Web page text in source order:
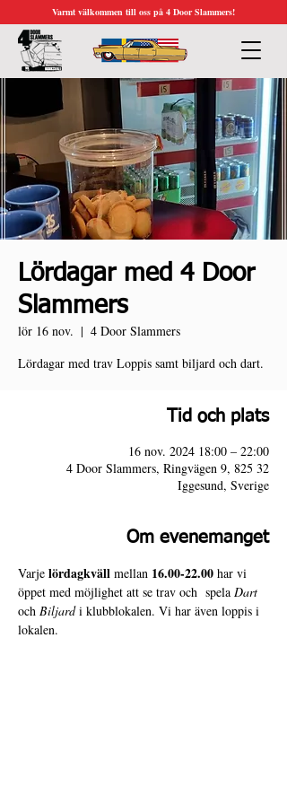
Varmt välkommen till oss på 4 Door Slammers!
Lördagar med 4 Door
Slammers
lör 16 nov.
  |
4 Door Slammers
Lördagar med trav Loppis samt biljard och dart.
Tid och plats
16 nov. 2024 18:00 – 22:00
4 Door Slammers, Ringvägen 9, 825 32
Iggesund, Sverige
Om evenemanget
Varje lördagkväll mellan 16.00-22.00 har vi
öppet med möjlighet att se trav och  spela Dart
och Biljard i klubblokalen. Vi har även loppis i
lokalen.